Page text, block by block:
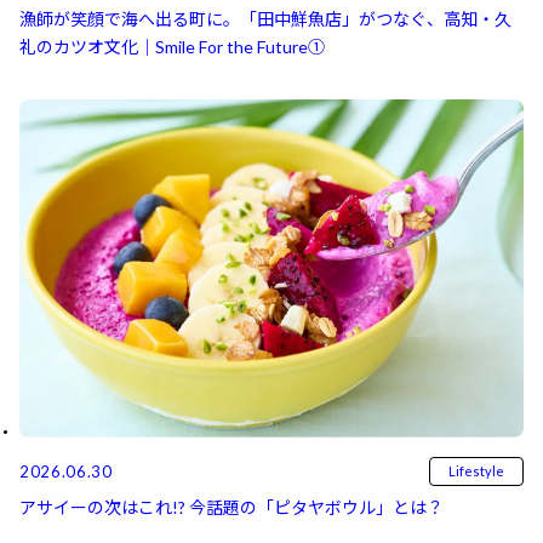
漁師が笑顔で海へ出る町に。「田中鮮魚店」がつなぐ、高知・久
礼のカツオ文化｜Smile For the Future①
2026.06.30 Lifestyle
アサイーの次はこれ!? 今話題の「ピタヤボウル」とは？